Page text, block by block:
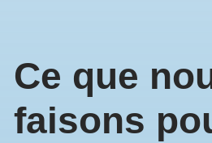
Ce que
faisons